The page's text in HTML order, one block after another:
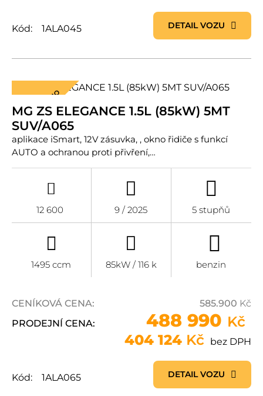
Kód: 1ALA045 DETAIL VOZU
REZERVOVÁNO
MG ZS ELEGANCE 1.5L (85kW) 5MT
SUV/A065
aplikace iSmart, 12V zásuvka, , okno řidiče s funkcí
AUTO a ochranou proti přivření,…
12 600 9 / 2025 5 stupňů
1495 ccm 85kW / 116 k benzin
CENÍKOVÁ CENA: 585.900 Kč
PRODEJNÍ CENA:
488 990 Kč
404 124 Kč bez DPH
Kód: 1ALA065 DETAIL VOZU